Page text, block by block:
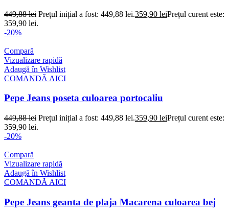
449,88lei Prețul inițial a fost: 449,88 lei.359,90 leiPrețul curent este:
359,90 lei.
-20%
Compară
Vizualizare rapidă
Adaugă în Wishlist
COMANDĂ AICI
Pepe Jeans poseta culoarea portocaliu
449,88lei Prețul inițial a fost: 449,88 lei.359,90 leiPrețul curent este:
359,90 lei.
-20%
Compară
Vizualizare rapidă
Adaugă în Wishlist
COMANDĂ AICI
Pepe Jeans geanta de plaja Macarena culoarea bej